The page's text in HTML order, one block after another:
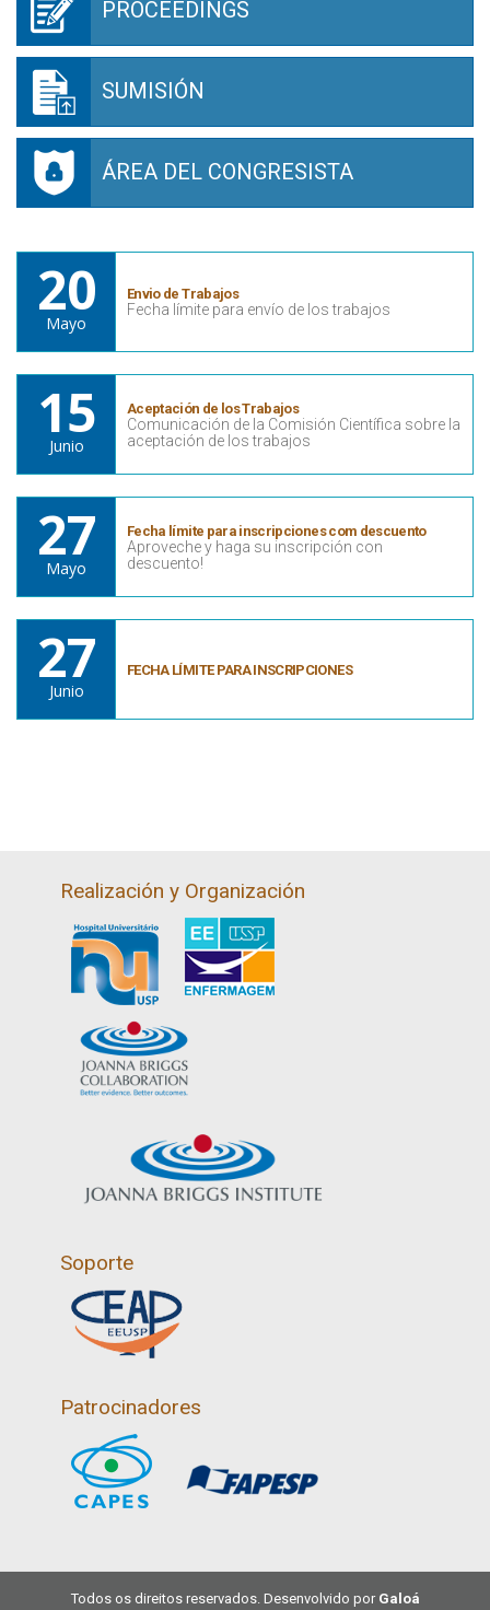
PROCEEDINGS
SUMISIÓN
ÁREA DEL CONGRESISTA
20
Mayo
Envio de Trabajos
Fecha límite para envío de los trabajos
15
Junio
Aceptación de los Trabajos
Comunicación de la Comisión Científica sobre la
aceptación de los trabajos
27
Mayo
Fecha límite para inscripciones com descuento
Aproveche y haga su inscripción con
descuento!
27
Junio
FECHA LÍMITE PARA INSCRIPCIONES
Realización y Organización
Soporte
Patrocinadores
Todos os direitos reservados. Desenvolvido por Galoá